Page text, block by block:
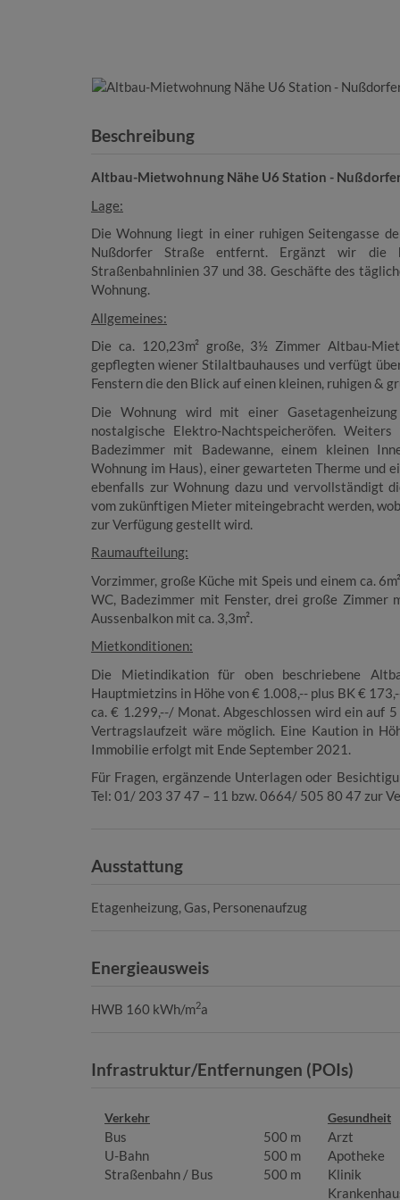
Beschreibung
Altbau-Mietwohnung Nähe U6 Station -
Lage:
Die Wohnung liegt in einer ruhigen Seitengasse
Nußdorfer Straße entfernt. Ergänzt wir die
Straßenbahnlinien 37 und 38. Geschäfte des
Wohnung.
Allgemeines:
Die ca. 120,23m² große, 3½ Zimmer Altbau-
gepflegten wiener Stilaltbauhauses und verfügt
Fenstern die den Blick auf einen kleinen, ruhigen &
Die Wohnung wird mit einer
nostalgische Elektro-Nachtspeicheröfen.
Badezimmer mit Badewanne, einem kleinen
Wohnung im Haus), einer gewarteten Therme und
ebenfalls zur Wohnung dazu und vervollständigt
vom zukünftigen Mieter miteingebracht werden,
zur Verfügung gestellt wird.
Raumaufteilung:
Vorzimmer, große Küche mit Speis und einem ca.
WC, Badezimmer mit Fenster, drei große Zimmer
Aussenbalkon mit ca. 3,3m².
Mietkonditionen:
Die Mietindikation für oben beschriebene
Hauptmietzins in Höhe von € 1.008,-- plus BK €
ca. € 1.299,--/ Monat. Abgeschlossen wird ein auf
Vertragslaufzeit wäre möglich. Eine Kaution in
Immobilie erfolgt mit Ende September 2021.
Für Fragen, ergänzende Unterlagen oder
Tel: 01/ 203 37 47 – 11 bzw. 0664/ 505 80 47 zur
Ausstattung
Etagenheizung Gas Personenaufzug
Energieausweis
HWB 160 kWh/m2a
Infrastruktur/Entfernungen (POIs)
Verkehr
Bus
500 m
U-Bahn
500 m
Straßenbahn / Bus
500 m
Gesundheit
Arzt
Apotheke
Klinik